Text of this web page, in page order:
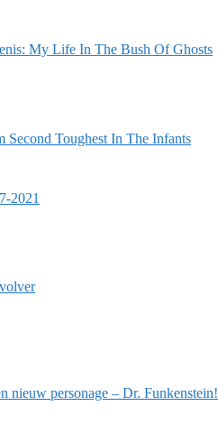
My Life In The Bush Of Ghosts
Second Toughest In The Infants
2021
nieuw personage – Dr. Funkenstein!